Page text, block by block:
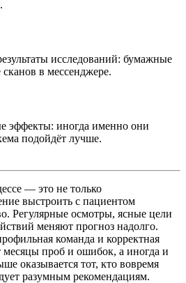
исследований: бумажные
в мессенджере.
эффекты: иногда именно они
подойдёт лучше.
— это не только
выстроить с пациентом
Регулярные осмотры, ясные цели
меняют прогноз надолго.
команда и корректная
месяцы проб и ошибок, а иногда и
оказывается тот, кто вовремя
разумным рекомендациям.